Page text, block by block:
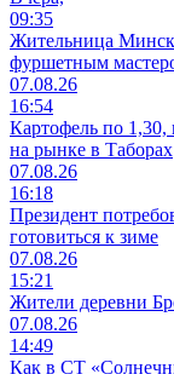
09:35
Жительница
фуршетным
07.08.26
16:54
Картофель по
на рынке в Таборах
07.08.26
16:18
Президент
готовиться к зиме
07.08.26
15:21
Жители деревни
07.08.26
14:49
Как в СТ